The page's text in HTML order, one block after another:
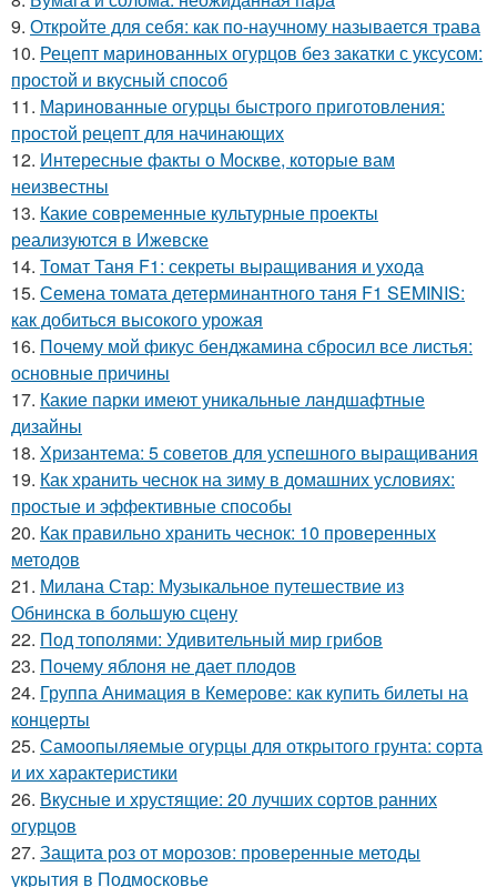
9. Откройте для себя: как по-научному называется трава
10. Рецепт маринованных огурцов без закатки с уксусом:
простой и вкусный способ
11. Маринованные огурцы быстрого приготовления:
простой рецепт для начинающих
12. Интересные факты о Москве, которые вам
неизвестны
13. Какие современные культурные проекты
реализуются в Ижевске
14. Томат Таня F1: секреты выращивания и ухода
15. Семена томата детерминантного таня F1 SEMINIS:
как добиться высокого урожая
16. Почему мой фикус бенджамина сбросил все листья:
основные причины
17. Какие парки имеют уникальные ландшафтные
дизайны
18. Хризантема: 5 советов для успешного выращивания
19. Как хранить чеснок на зиму в домашних условиях:
простые и эффективные способы
20. Как правильно хранить чеснок: 10 проверенных
методов
21. Милана Стар: Музыкальное путешествие из
Обнинска в большую сцену
22. Под тополями: Удивительный мир грибов
23. Почему яблоня не дает плодов
24. Группа Анимация в Кемерове: как купить билеты на
концерты
25. Самоопыляемые огурцы для открытого грунта: сорта
и их характеристики
26. Вкусные и хрустящие: 20 лучших сортов ранних
огурцов
27. Защита роз от морозов: проверенные методы
укрытия в Подмосковье